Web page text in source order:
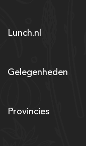
Lunch.nl
Gelegenheden
Provincies